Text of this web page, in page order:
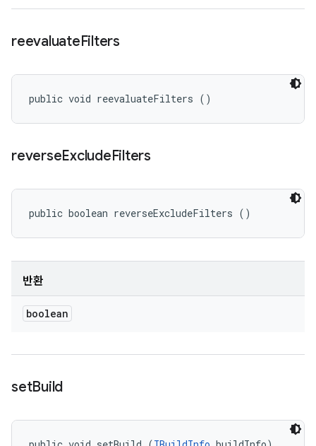
reevaluateFilters
public void reevaluateFilters ()
reverseExcludeFilters
public boolean reverseExcludeFilters ()
반환
boolean
setBuild